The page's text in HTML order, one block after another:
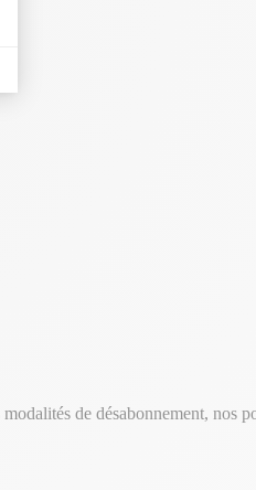
de désabonnement, nos